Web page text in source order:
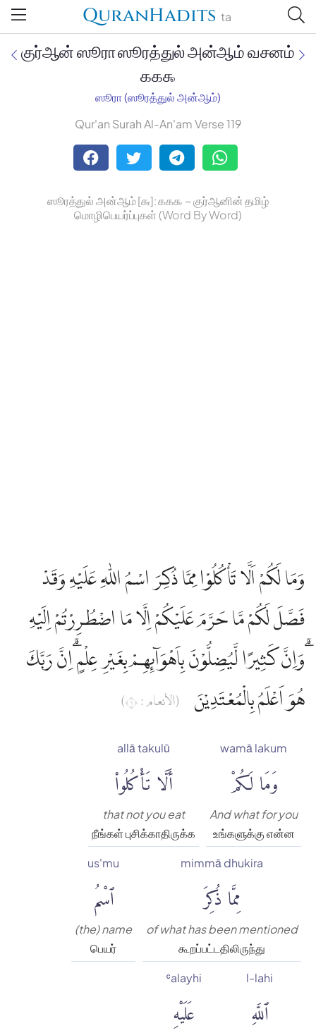
QuranHadits ta
Jan Trust Foundation
Mufti Omar Sheriff Qasimi,
குர்ஆன் ஸூரா ஸூரத்துல் அன்ஆம் வசனம்
௧௧௯
ஸூரா (ஸூரத்துல் அன்ஆம்)
Qur'an Surah Al-An'am Verse 119
ஸூரத்துல் அன்ஆம் [௬]: ௧௧௯ ~ குர்ஆனின் தமிழ்
மொழிபெயர்ப்புகள் (Word By Word)
وَمَا لَكُمْ اَلَّا تَأْكُلُوْا مِمَّا ذُكِرَ اسْمُ اللّٰهِ عَلَيْهِ وَقَدْ
فَصَّلَ لَكُمْ مَّا حَرَّمَ عَلَيْكُمْ اِلَّا مَا اضْطُرِرْتُمْ اِلَيْهِ
ۗوَاِنَّ كَثِيرًا لَّيُضِلُّوْنَ بِاَهْوَاۤىِٕهِمْ بِغَيْرِ عِلْمٍ ۗاِنَّ رَبَّكَ
هُوَ اَعْلَمُ بِالْمُعْتَدِيْنَ
(الأنعام : ٦)
wamā lakum
وَمَا لَكُمْ
And what for you
உங்களுக்கு என்ன
allā takulū
أَلَّا تَأْكُلُوا۟
that not you eat
நீங்கள் புசிக்காதிருக்க
mimmā dhukira
مِمَّا ذُكِرَ
of what has been mentioned
கூறப்பட்டதிலிருந்து
us'mu
ٱسْمُ
(the) name
பெயர்
l-lahi
ٱللَّهِ
ʿalayhi
عَلَيْهِ